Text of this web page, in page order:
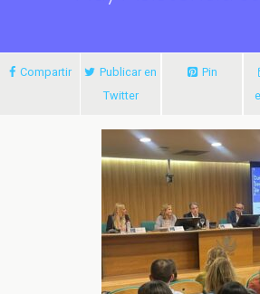
Compartir
Publicar en
Twitter
Pin